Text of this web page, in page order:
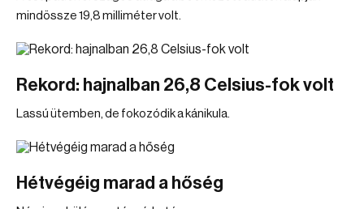
mindössze 19,8 milliméter volt.
Rekord: hajnalban 26,8 Celsius-fok volt
Lassú ütemben, de fokozódik a kánikula.
Hétvégéig marad a hőség